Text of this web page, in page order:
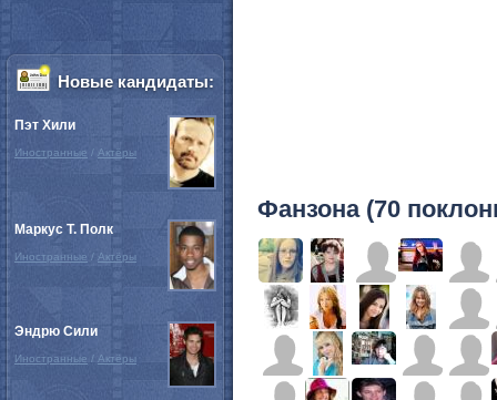
Фанзона (70
Новые кандидаты:
Пэт Хили
Иностранные / Актёры
Маркус Т. Полк
Иностранные / Актёры
Эндрю Сили
Иностранные / Актёры